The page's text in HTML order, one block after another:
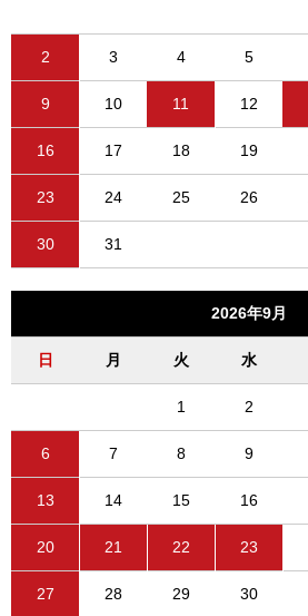
2 3 4 5
9 10 11 12
16 17 18 19
23 24 25 26
30 31
2026年9月
日 月 火 水
1 2
6 7 8 9
13 14 15 16
20 21 22 23
27 28 29 30